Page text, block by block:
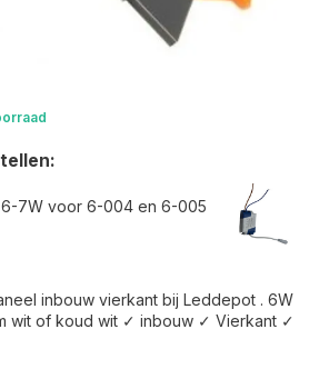
7W voor 6-004 en 6-005
inbouw vierkant bij Leddepot . 6W
wit of koud wit ✓ inbouw ✓ Vierkant ✓